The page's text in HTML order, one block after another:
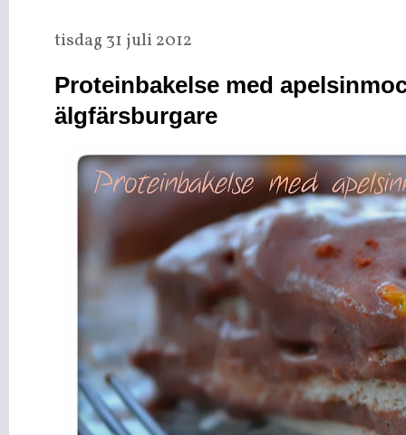
tisdag 31 juli 2012
Proteinbakelse med
älgfärsburgare